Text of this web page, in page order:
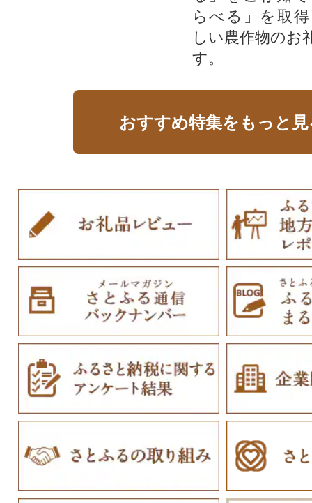
らべる」を取
しい農作物のお
す。​
おすすめ特集をもっと